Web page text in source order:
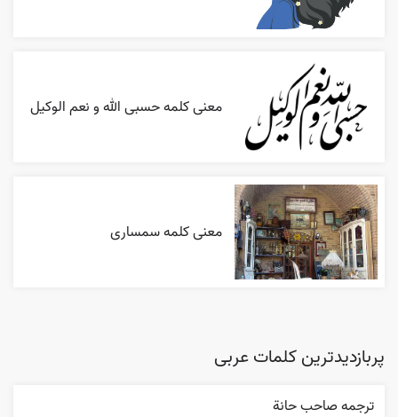
معنی کلمه حسبی الله و نعم الوکیل
معنی کلمه سمساری
پربازدیدترین کلمات عربی
ترجمه صاحب حانة